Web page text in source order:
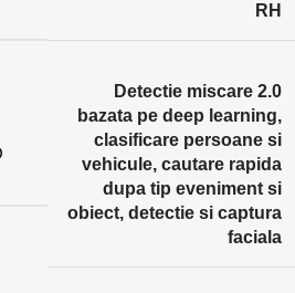
RH
Detectie miscare 2.0
bazata pe deep learning,
clasificare persoane si
vehicule, cautare rapida
dupa tip eveniment si
obiect, detectie si captura
faciala